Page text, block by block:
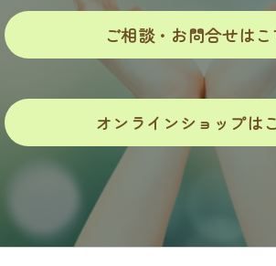
ご相談・お問合せはこ
オンラインショップは